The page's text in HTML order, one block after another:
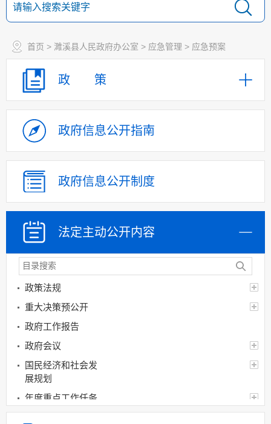
首页 > 濉溪县人民政府办公室 > 应急管理 > 应急预案
政 策
政府信息公开指南
政府信息公开制度
法定主动公开内容
政策法规
重大决策预公开
政府工作报告
政府会议
国民经济和社会发
展规划
年度重点工作任务
分解、执行及落实情况